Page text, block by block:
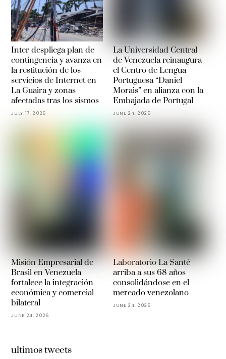
Inter despliega plan de
contingencia y avanza en
la restitución de los
servicios de Internet en
La Guaira y zonas
afectadas tras los sismos
JULY 17, 2026
La Universidad Central
de Venezuela reinaugura
el Centro de Lengua
Portuguesa “Daniel
Morais” en alianza con la
Embajada de Portugal
JUNE 24, 2026
Misión Empresarial de
Brasil en Venezuela
fortalece la integración
económica y comercial
bilateral
JUNE 24, 2026
Laboratorio La Santé
arriba a sus 68 años
consolidándose en el
mercado venezolano
JUNE 24, 2026
ultimos tweets